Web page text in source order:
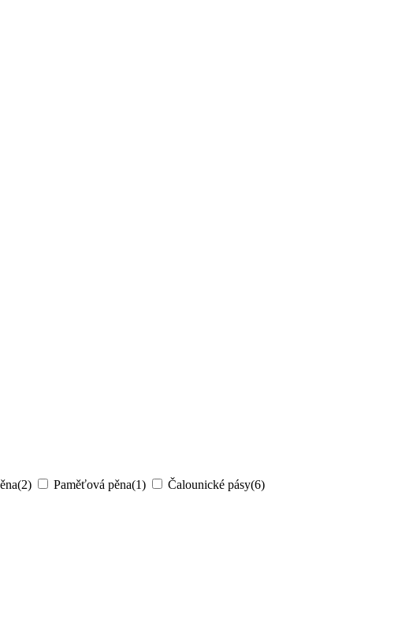
(2) Paměťová pěna(1) Čalounické pásy(6)